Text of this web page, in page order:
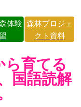
体験 森林プロジェ
クト資料
ら育てる
国語読解